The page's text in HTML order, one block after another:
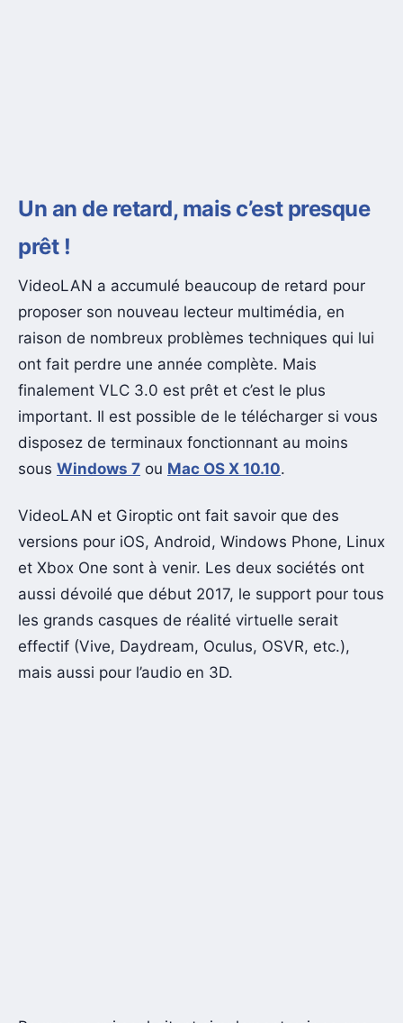
Un an de retard, mais c’est presque
prêt !
VideoLAN a accumulé beaucoup de retard pour
proposer son nouveau lecteur multimédia, en
raison de nombreux problèmes techniques qui lui
ont fait perdre une année complète. Mais
finalement VLC 3.0 est prêt et c’est le plus
important. Il est possible de le télécharger si vous
disposez de terminaux fonctionnant au moins
sous Windows 7 ou Mac OS X 10.10.
VideoLAN et Giroptic ont fait savoir que des
versions pour iOS, Android, Windows Phone, Linux
et Xbox One sont à venir. Les deux sociétés ont
aussi dévoilé que début 2017, le support pour tous
les grands casques de réalité virtuelle serait
effectif (Vive, Daydream, Oculus, OSVR, etc.),
mais aussi pour l’audio en 3D.